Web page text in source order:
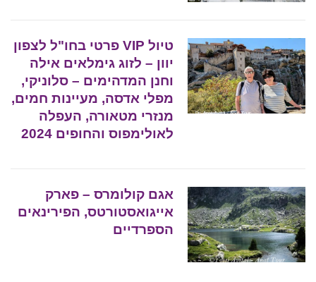
טיול VIP פרטי בחו"ל לצפון
יוון – לזוג גימלאים אילה
וחנן המדהימים – סלוניקי,
מפלי אדסה, מעיינות חמים,
מנזרי מטאורה, העפלה
לאולימפוס והחופים 2024
אגם קולומרס – פארק
אייגואסטורטס, הפירינאים
הספרדיים